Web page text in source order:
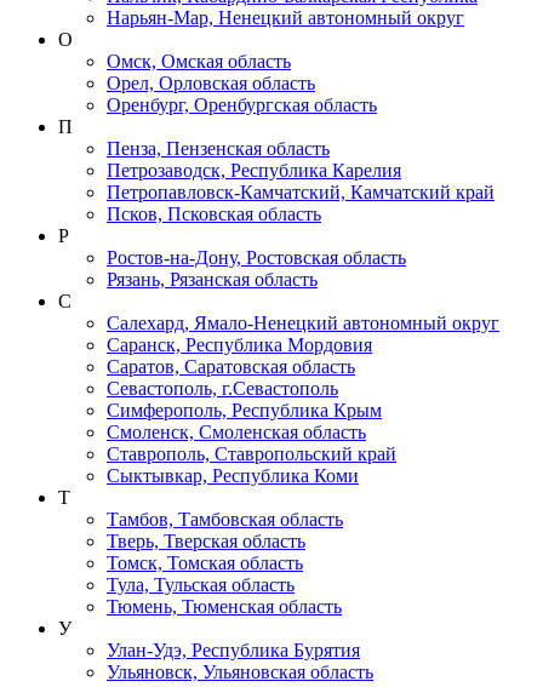
Нарьян-Мар, Ненецкий автономный округ
О
Омск, Омская область
Орел, Орловская область
Оренбург, Оренбургская область
П
Пенза, Пензенская область
Петрозаводск, Республика Карелия
Петропавловск-Камчатский, Камчатский край
Псков, Псковская область
Р
Ростов-на-Дону, Ростовская область
Рязань, Рязанская область
С
Салехард, Ямало-Ненецкий автономный округ
Саранск, Республика Мордовия
Саратов, Саратовская область
Севастополь, г.Севастополь
Симферополь, Республика Крым
Смоленск, Смоленская область
Ставрополь, Ставропольский край
Сыктывкар, Республика Коми
Т
Тамбов, Тамбовская область
Тверь, Тверская область
Томск, Томская область
Тула, Тульская область
Тюмень, Тюменская область
У
Улан-Удэ, Республика Бурятия
Ульяновск, Ульяновская область